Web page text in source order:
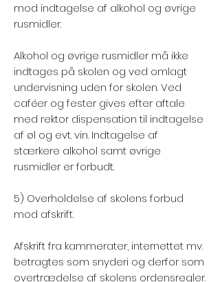
mod indtagelse af alkohol og øvrige
rusmidler.
Alkohol og øvrige rusmidler må ikke
indtages på skolen og ved omlagt
undervisning uden for skolen. Ved
caféer og fester gives efter aftale
med rektor dispensation til indtagelse
af øl og evt. vin. Indtagelse af
stærkere alkohol samt øvrige
rusmidler er forbudt.
5) Overholdelse af skolens forbud
mod afskrift.
Afskrift fra kammerater, internettet mv.
betragtes som snyderi og derfor som
overtrædelse af skolens ordensregler.